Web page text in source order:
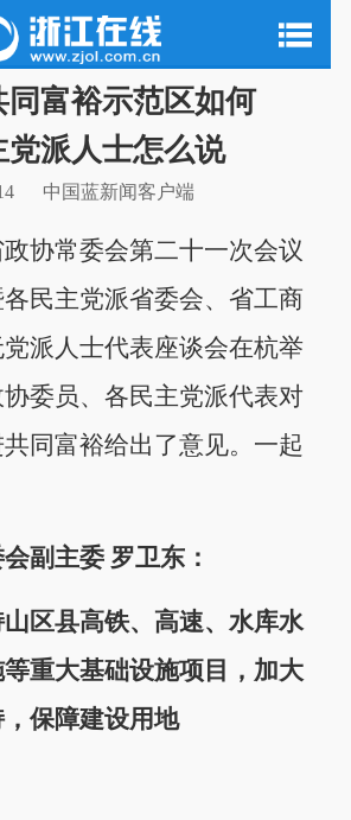
富裕示范区如何
党派人士怎么说
中国蓝新闻客户端
常委会第二十一次会议
民主党派省委会、省工商
派人士代表座谈会在杭举
委员、各民主党派代表对
同富裕给出了意见。一起
副主委 罗卫东：
区县高铁、高速、水库水
重大基础设施项目，加大
保障建设用地